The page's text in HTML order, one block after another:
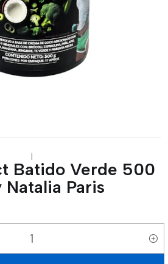
|
Batido Verde 500
Natalia Paris